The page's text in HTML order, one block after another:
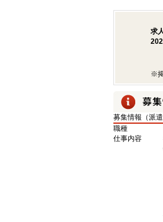
求
※
募集情報（派
職種
仕事内容